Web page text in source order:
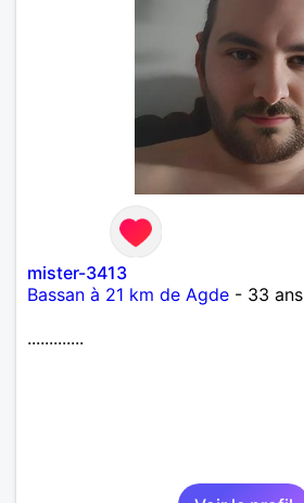
mister-3413
Bassan à 21 km de Agde - 33 ans
.............